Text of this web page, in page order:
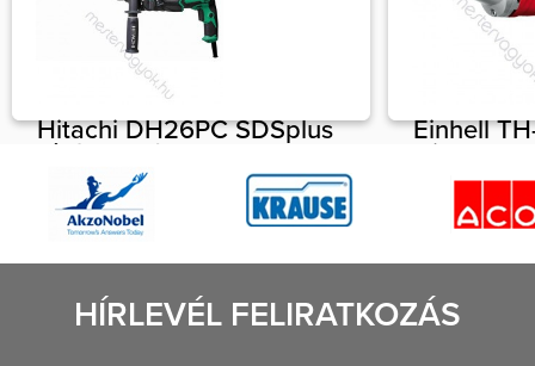
Hitachi DH26PC SDSplus
fúrókalapács,
vésőkalapács 830W 3,2J,
2.8kg
51 990 Ft
Einhell
HÍRLEVÉL FELIRATKOZÁS